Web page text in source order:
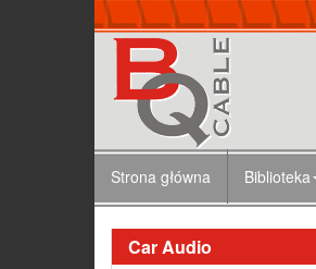
Strona główna Biblioteka
Car Audio